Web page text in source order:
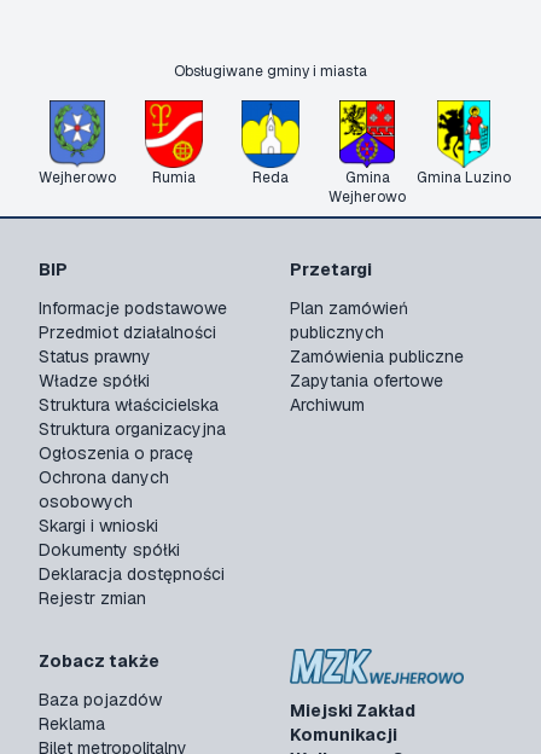
Obsługiwane gminy i miasta
Wejherowo Rumia Reda
Gmina
Wejherowo
Gmina Luzino
Miejski Zakład
Komunikacji
BIP
Informacje podstawowe
Przedmiot działalności
Status prawny
Władze spółki
Struktura właścicielska
Struktura organizacyjna
Ogłoszenia o pracę
Ochrona danych
osobowych
Skargi i wnioski
Dokumenty spółki
Deklaracja dostępności
Rejestr zmian
Przetargi
Plan zamówień
publicznych
Zamówienia publiczne
Zapytania ofertowe
Archiwum
Zobacz także
Baza pojazdów
Reklama
Bilet metropolitalny